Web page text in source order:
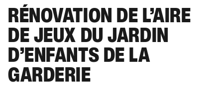
RÉNOVATION DE L’AIRE
DE JEUX DU JARDIN
D’ENFANTS DE LA
GARDERIE